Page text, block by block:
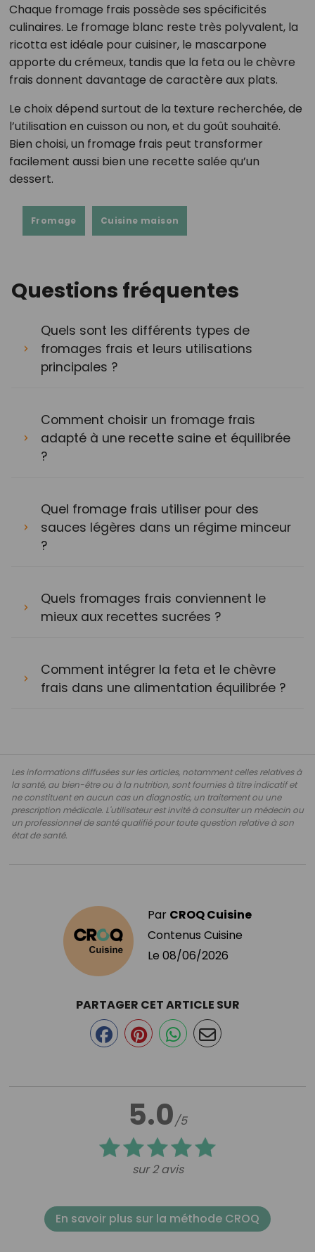
Chaque fromage frais possède ses spécificités
culinaires. Le fromage blanc reste très polyvalent, la
ricotta est idéale pour cuisiner, le mascarpone
apporte du crémeux, tandis que la feta ou le chèvre
frais donnent davantage de caractère aux plats.
Le choix dépend surtout de la texture recherchée, de
l’utilisation en cuisson ou non, et du goût souhaité.
Bien choisi, un fromage frais peut transformer
facilement aussi bien une recette salée qu’un
dessert.
Fromage Cuisine maison
Questions fréquentes
Quels sont les différents types de
fromages frais et leurs utilisations
principales ?
Comment choisir un fromage frais
adapté à une recette saine et équilibrée
?
Quel fromage frais utiliser pour des
sauces légères dans un régime minceur
?
Quels fromages frais conviennent le
mieux aux recettes sucrées ?
Comment intégrer la feta et le chèvre
frais dans une alimentation équilibrée ?
Les informations diffusées sur les articles, notamment celles relatives à
la santé, au bien-être ou à la nutrition, sont fournies à titre indicatif et
ne constituent en aucun cas un diagnostic, un traitement ou une
prescription médicale. L'utilisateur est invité à consulter un médecin ou
un professionnel de santé qualifié pour toute question relative à son
état de santé.
Par CROQ Cuisine
Contenus Cuisine
Le 08/06/2026
5.0/5
sur 2 avis
PARTAGER CET ARTICLE SUR
En savoir plus sur la méthode CROQ